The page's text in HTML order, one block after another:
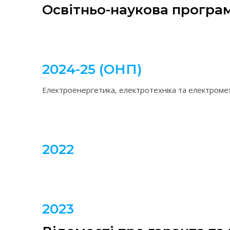
Освітньо-наукова
2024-25 (ОНП)
Електроенергетика, електротехніка та
2022
2023